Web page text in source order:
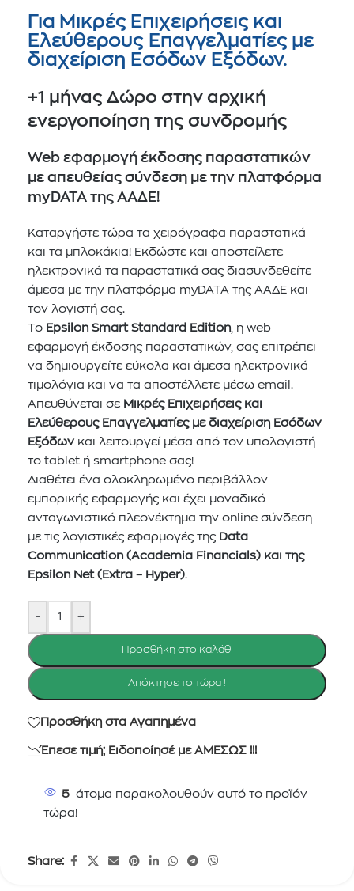
Για Μικρές Επιχειρήσεις και
Ελεύθερους Επαγγελματίες με
διαχείριση Εσόδων Εξόδων.
+1 μήνας Δώρο στην αρχική
ενεργοποίηση της συνδρομής
Web εφαρμογή έκδοσης παραστατικών
με απευθείας σύνδεση με την πλατφόρμα
myDATA της ΑΑΔΕ!
Καταργήστε τώρα τα χειρόγραφα παραστατικά
και τα μπλοκάκια! Εκδώστε και αποστείλετε
ηλεκτρονικά τα παραστατικά σας διασυνδεθείτε
άμεσα με την πλατφόρμα myDATA της ΑΑΔΕ και
τον λογιστή σας.
Το Epsilon Smart Standard Edition , η web
εφαρμογή έκδοσης παραστατικών, σας επιτρέπει
να δημιουργείτε εύκολα και άμεσα ηλεκτρονικά
τιμολόγια και να τα αποστέλλετε μέσω email.
Απευθύνεται σε Μικρές Επιχειρήσεις και
Ελεύθερους Επαγγελματίες με διαχείριση Εσόδων
Εξόδων και λειτουργεί μέσα από τον υπολογιστή
το tablet ή smartphone σας!
Διαθέτει ένα ολοκληρωμένο περιβάλλον
εμπορικής εφαρμογής και έχει μοναδικό
ανταγωνιστικό πλεονέκτημα την online σύνδεση
με τις λογιστικές εφαρμογές της Data
Communication (Academia Financials) και της
Εpsilon Net (Εxtra – Ηyper).
- +
Προσθήκη στο καλάθι
Απόκτησε το τώρα !
Προσθήκη στα Αγαπημένα
Έπεσε τιμή; Ειδοποίησέ με ΑΜΕΣΩΣ !!!
5 άτομα παρακολουθούν αυτό το προϊόν
τώρα!
Share: